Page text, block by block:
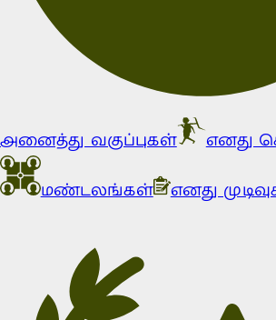
அனைத்து வகுப்புகள்
எனது
மண்டலங்கள்
எனது